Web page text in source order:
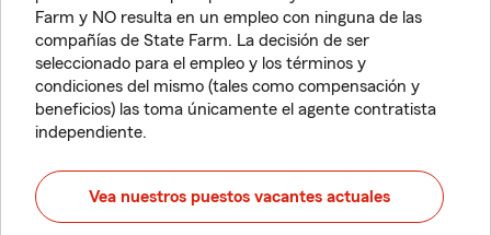
Farm y NO resulta en un empleo con ninguna de las
compañías de State Farm. La decisión de ser
seleccionado para el empleo y los términos y
condiciones del mismo (tales como compensación y
beneficios) las toma únicamente el agente contratista
independiente.
Vea nuestros puestos vacantes actuales